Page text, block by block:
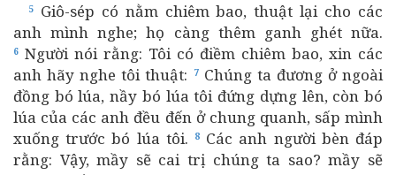
5
Giô-sép có nằm chiêm bao, thuật lại cho các
anh mình nghe; họ càng thêm ganh ghét nữa.
6 Người nói rằng: Tôi có điềm chiêm bao, xin các
anh hãy nghe tôi thuật:
7Chúng ta đương ở ngoài
đồng bó lúa, nầy bó lúa tôi đứng dựng lên, còn bó
lúa của các anh đều đến ở chung quanh, sấp mình
xuống trước bó lúa tôi.
8 Các anh người bèn đáp
rằng: Vậy, mầy sẽ cai trị chúng ta sao? mầy sẽ